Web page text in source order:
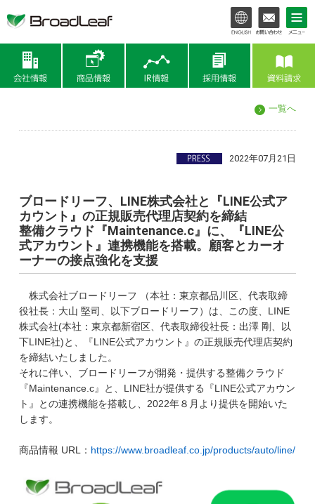
商品情報
一覧へ
2022年07月21日
ブロードリーフ、LINE株式会社と『LINE公式ア
カウント』の正規販売代理店契約を締結
整備クラウド『Maintenance.c』に、『LINE公
式アカウント』連携機能を搭載。顧客とカーオ
ーナーの接点強化を支援
株式会社ブロードリーフ （本社：東京都品川区、代表取締
役社長：大山 堅司、以下ブロードリーフ）は、この度、 LINE
株式会社(本社：東京都新宿区、代表取締役社長：出澤 剛、以
下LINE社)と、『LINE公式アカウント』の正規販売代理店契約
を締結いたしました。
それに伴い、ブロードリーフが開発・提供する整備クラウド
『Maintenance.c』と、 LINE社が提供する『LINE公式アカウン
ト』との連携機能を搭載し、 2022年８月より提供を開始いた
します。
商品情報 URL ： https://www.broadleaf.co.jp/products/auto/line/